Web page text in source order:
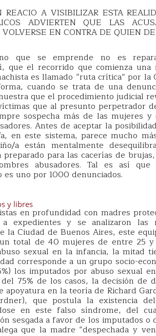
A VISIBILIZAR ESTA
ADVIERTEN QUE LAS
EN CONTRA DE QUIEN
que se emprende no es
que el recorrido que comienza
es llamado “ruta crítica” por la
cuando se trata de una
que el procedimiento judicial
que al presunto perpetrador
sospecha más de las mujeres
Antes de aceptar la
en este sistema, parece mucho
a están mentalmente
para las cacerías de
abusadores. Tal es así
uno por 1000 denunciados.
y libres
en profundidad con madres
expedientes y se analizaron las
la Ciudad de Buenos Aires, este
total de 40 mujeres de entre 25
sexual en la infancia, la mitad
corresponde a un grupo socio-
los imputados por abuso sexual
75% de los casos, la decisión de
apoyatura en la teoría de Richard
que postula la existencia
en este falso síndrome, del
sesgada a favor de los imputados o
que la madre “despechada y